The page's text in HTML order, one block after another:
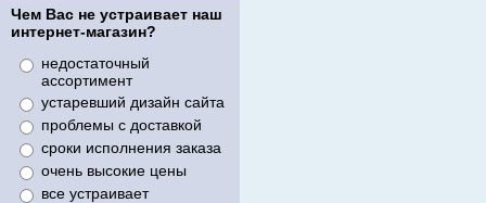
Чем Вас не устраивает наш
интернет-магазин?
недостаточный
ассортимент
устаревший дизайн сайта
проблемы с доставкой
сроки исполнения заказа
очень высокие цены
все устраивает